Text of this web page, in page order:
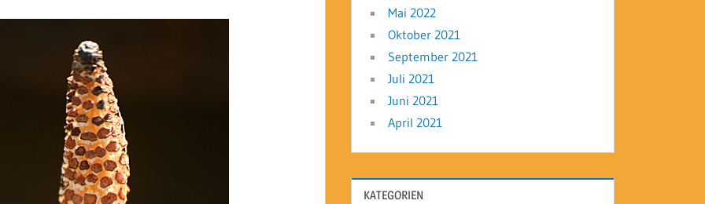
Mai 2022
Oktober 2021
September 2021
Juli 2021
Juni 2021
April 2021
KATEGORIEN